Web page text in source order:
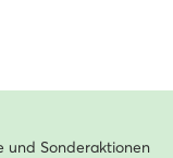
und Sonderaktionen